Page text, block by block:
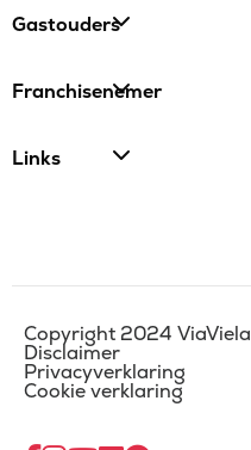
Gastouders
Franchisenemer
Links
Copyright 2024 ViaViela
Disclaimer
Privacyverklaring
Cookie verklaring